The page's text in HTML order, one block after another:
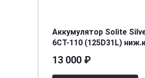
Аккумулятор Solite
6СТ-110 (125D31L)
13 000 ₽